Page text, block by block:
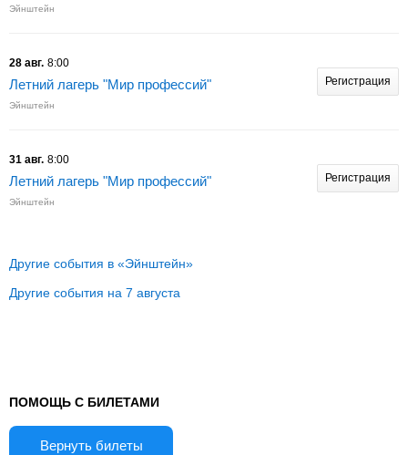
Эйнштейн
28 авг. 8:00
Летний лагерь "Мир профессий"
Эйнштейн
Регистрация
31 авг. 8:00
Летний лагерь "Мир профессий"
Эйнштейн
Регистрация
Другие события в «Эйнштейн»
Другие события на 7 августа
ПОМОЩЬ С БИЛЕТАМИ
Вернуть билеты